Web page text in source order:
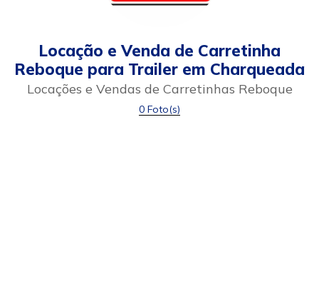
Locação e Venda de Carretinha
Reboque para Trailer em Charqueada
Locações e Vendas de Carretinhas Reboque
0 Foto(s)